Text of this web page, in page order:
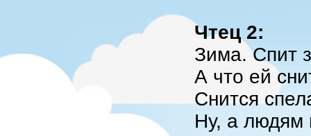
Чтец 2:
Зима. Спит
А что ей
Снится
Ну, а людям